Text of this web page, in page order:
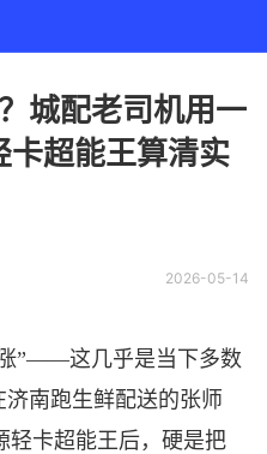
城配老司机用一
卡超能王算清实
2026-05-14
”——这几乎是当下多数
济南跑生鲜配送的张师
轻卡超能王后，硬是把